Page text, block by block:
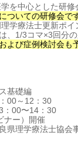
を中心とした研修
ついての研修会で
学療法士更新ポ
、1/3コマ×3回分
よび症例検討会も
基礎編
00～12：30
00〜14：30
ナー）開催
理学療法士協会